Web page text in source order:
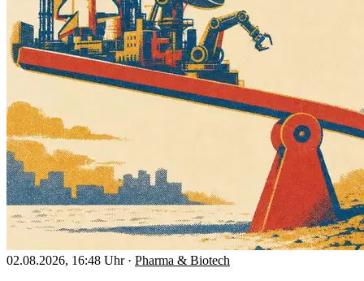
02.08.2026, 16:48 Uhr · Pharma & Biotech